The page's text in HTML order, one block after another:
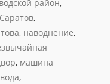
район,
Саратов,
, наводнение,
, машина
,